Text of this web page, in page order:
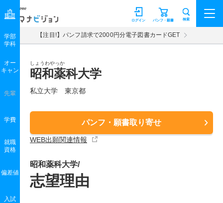
マナビジョン パンフ・願書
ログイン 検索
【注目!】パンフ請求で2000円分電子図書カードGET
しょうわやっか
昭和薬科大学
私立大学 東京都
パンフ・願書取り寄せ
WEB出願関連情報
学部
学科
オー
キャン
先輩
学費
就職
資格
偏差値
入試
昭和薬科大学/
志望理由